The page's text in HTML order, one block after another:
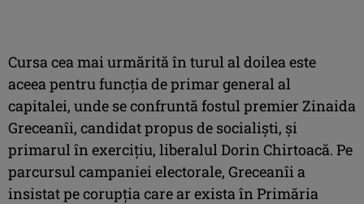
Cursa cea mai urmărită în turul al doilea este
aceea pentru funcţia de primar general al
capitalei, unde se confruntă fostul premier Zinaida
Greceanîi, candidat propus de socialişti, şi
primarul în exerciţiu, liberalul Dorin Chirtoacă. Pe
parcursul campaniei electorale, Greceanîi a
insistat pe corupţia care ar exista în Primăria